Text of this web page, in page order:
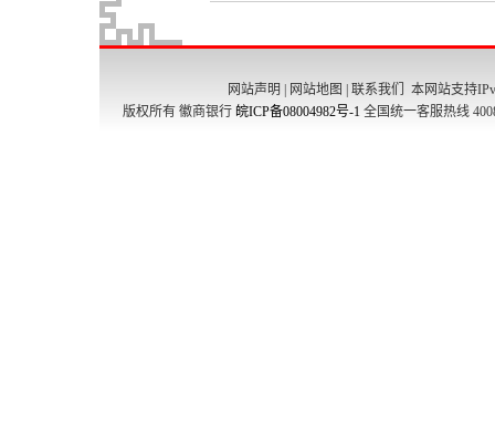
网站声明 网站地图 联系我们
本网站支持
版权所有 徽商银行 皖ICP备08004982号-1 全国统一客服热线